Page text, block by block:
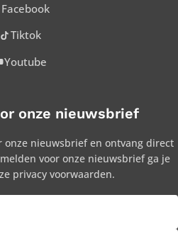
Facebook
Tiktok
Youtube
onze nieuwsbrief
nieuwsbrief en ontvang direct
voor onze nieuwsbrief ga je
privacy voorwaarden.